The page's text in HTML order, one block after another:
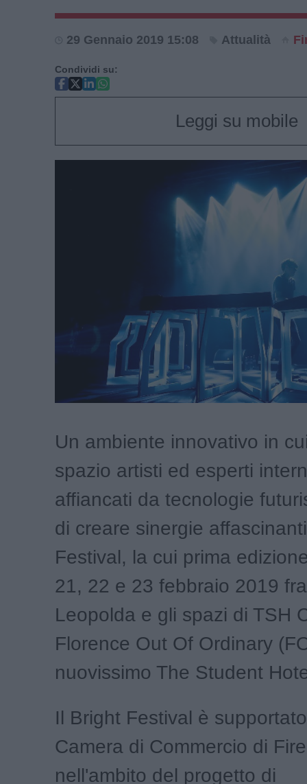
29 Gennaio 2019 15:08 Attualità
Condividi su:
Leggi su mobile
Un ambiente innovativo in
spazio artisti ed esperti
affiancati da tecnologie
di creare sinergie
Festival, la cui prima
21, 22 e 23 febbraio 2019
Leopolda e gli spazi di TSH
Florence Out Of Ordinary
nuovissimo The Student
Il Bright Festival è
Camera di Commercio di
nell'ambito del progetto di